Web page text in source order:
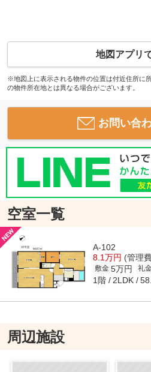
地図アプリ
※地図上に表示される物件の位置は付近住所に
の物件所在地とは異なる場合がございます。
お問い合
空室一覧
A-102
8.1万円 (管理
敷金 5万円 礼
1階 2LDK
周辺施設